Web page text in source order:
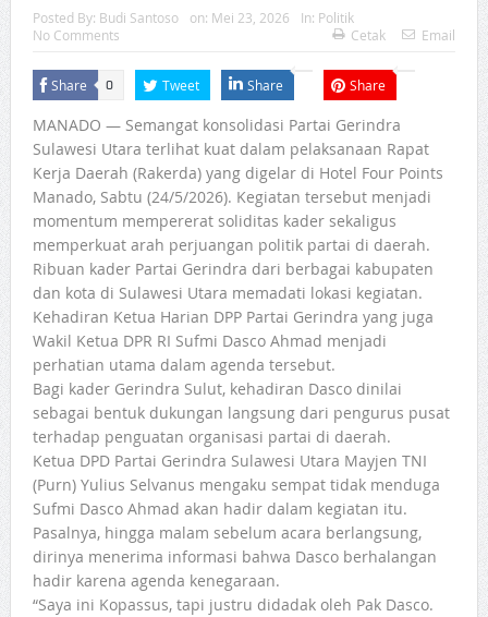
Posted By: Budi Santoso on: Mei 23, 2026 In: Politik
No Comments
Cetak Email
Share 0 Tweet Share Share
MANADO — Semangat konsolidasi Partai Gerindra
Sulawesi Utara terlihat kuat dalam pelaksanaan Rapat
Kerja Daerah (Rakerda) yang digelar di Hotel Four Points
Manado, Sabtu (24/5/2026). Kegiatan tersebut menjadi
momentum mempererat soliditas kader sekaligus
memperkuat arah perjuangan politik partai di daerah.
Ribuan kader Partai Gerindra dari berbagai kabupaten
dan kota di Sulawesi Utara memadati lokasi kegiatan.
Kehadiran Ketua Harian DPP Partai Gerindra yang juga
Wakil Ketua DPR RI Sufmi Dasco Ahmad menjadi
perhatian utama dalam agenda tersebut.
Bagi kader Gerindra Sulut, kehadiran Dasco dinilai
sebagai bentuk dukungan langsung dari pengurus pusat
terhadap penguatan organisasi partai di daerah.
Ketua DPD Partai Gerindra Sulawesi Utara Mayjen TNI
(Purn) Yulius Selvanus mengaku sempat tidak menduga
Sufmi Dasco Ahmad akan hadir dalam kegiatan itu.
Pasalnya, hingga malam sebelum acara berlangsung,
dirinya menerima informasi bahwa Dasco berhalangan
hadir karena agenda kenegaraan.
“Saya ini Kopassus, tapi justru didadak oleh Pak Dasco.